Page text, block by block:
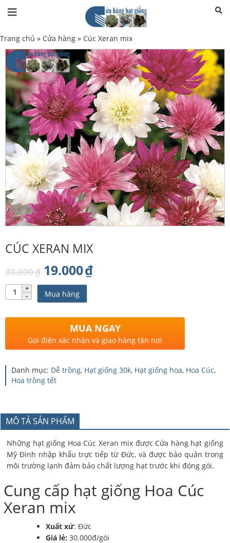
Trang chủ » Cửa hàng » Cúc Xeran mix
CÚC XERAN MIX
30.000₫ Giá
gốc
là:
30.000₫.
19.000₫Giá
là:
19.000₫.
Số
lượng
Mua hàng
MUA NGAY
Gọi điện xác nhận và giao hàng tận nơi
Danh mục: Dễ trồng, Hạt giống 30k, Hạt giống hoa, Hoa Cúc,
Hoa trồng tết
MÔ TẢ SẢN PHẨM
Những hạt giống Hoa Cúc Xeran mix được Cửa hàng hạt giống
Mỹ Đình nhập khẩu trực tiếp từ Đức, và được bảo quản trong
môi trường lạnh đảm bảo chất lượng hạt trước khi đóng gói.
Cung cấp hạt giống Hoa Cúc
Xeran mix
Xuất xứ: Đức
Giá lẻ: 30.000đ/gói